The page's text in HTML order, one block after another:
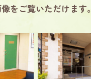
をご覧いただけます。